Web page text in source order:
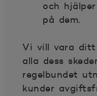
och
på dem.
Vi vill vara
alla dess
regelbundet
kunder